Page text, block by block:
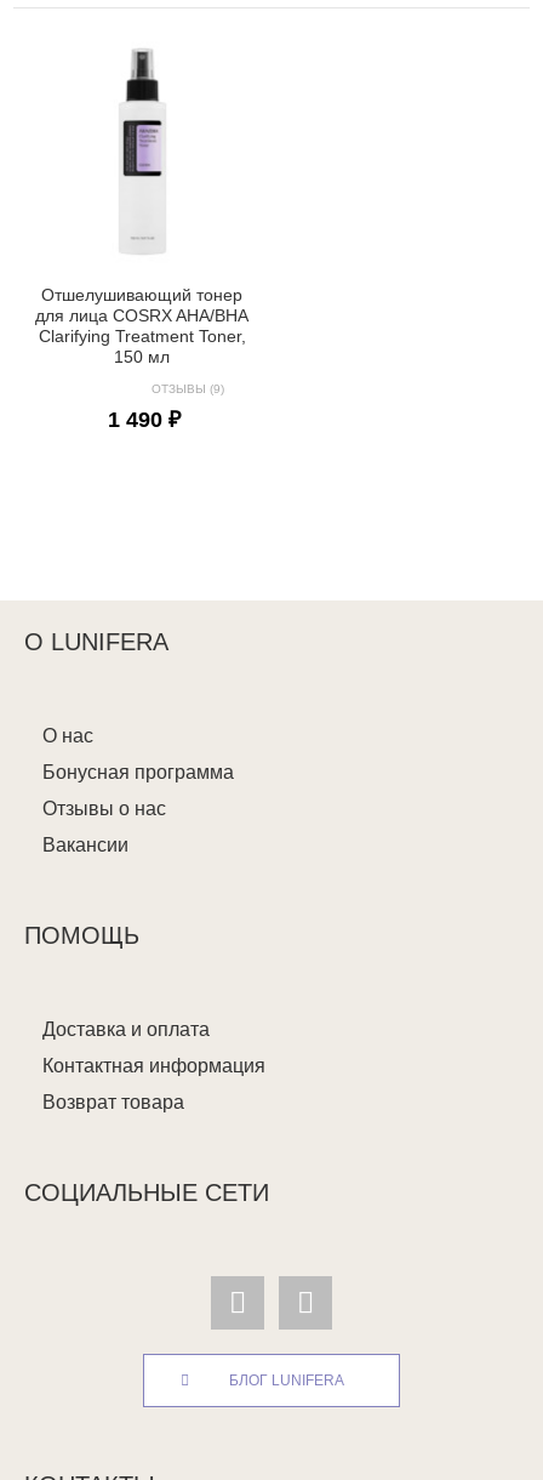
Отшелушивающий тонер
для лица COSRX AHA/BHA
Clarifying Treatment Toner,
150 мл
ОТЗЫВЫ (9)
1 490 ₽
О LUNIFERA
О нас
Бонусная программа
Отзывы о нас
Вакансии
ПОМОЩЬ
Доставка и оплата
Контактная информация
Возврат товара
СОЦИАЛЬНЫЕ СЕТИ
БЛОГ LUNIFERA